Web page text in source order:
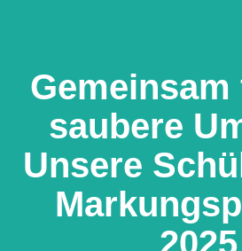
Gemeinsam
saubere
Unsere
2025